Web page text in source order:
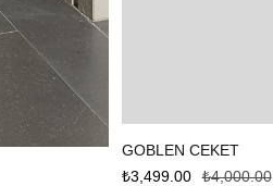
GOBLEN CEKET
₺4,000.00
₺3,499.00